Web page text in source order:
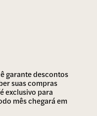
garante descontos
suas compras
exclusivo para
mês chegará em